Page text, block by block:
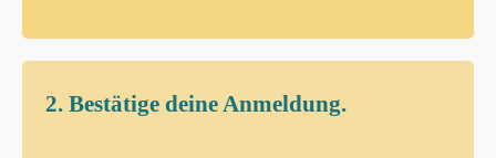
2. Bestätige deine Anmeldung.